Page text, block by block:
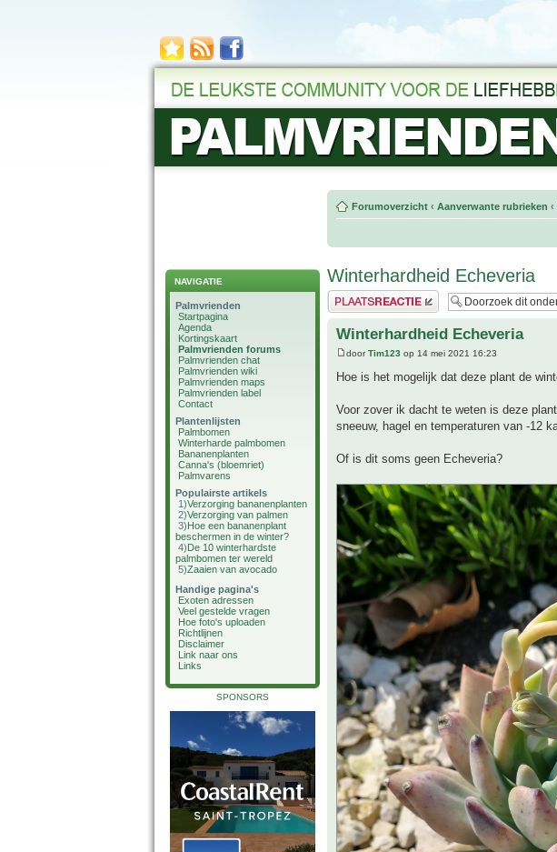
NAVIGATIE
Palmvrienden
Startpagina
Agenda
Kortingskaart
Palmvrienden forums
Palmvrienden chat
Palmvrienden wiki
Palmvrienden maps
Palmvrienden label
Contact
Plantenlijsten
Palmbomen
Winterharde palmbomen
Bananenplanten
Canna's (bloemriet)
Palmvarens
Populairste artikels
1)Verzorging bananenplanten
2)Verzorging van palmen
3)Hoe een bananenplant
beschermen in de winter?
4)De 10 winterhardste
palmbomen ter wereld
5)Zaaien van avocado
Handige pagina's
Exoten adressen
Veel gestelde vragen
Hoe foto's uploaden
Richtlijnen
Disclaimer
Link naar ons
Links
SPONSORS
Forumoverzicht ‹ Aanverwante rubrieken ‹
Winterhardheid Echeveria
Plaats een reactie
Winterhardheid Echeveria
doorTim123 op 14 mei 2021 16:23
Hoe is het mogelijk dat deze plant de
Voor zover ik dacht te weten is deze
sneeuw, hagel en temperaturen van -12
Of is dit soms geen Echeveria?